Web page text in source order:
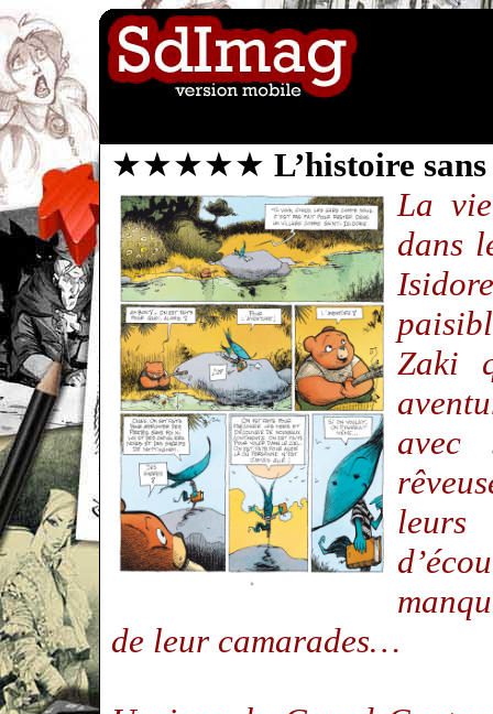
★★★★★ L’histoire
La
dans
Zaki
avec
leurs
de leur camarades…